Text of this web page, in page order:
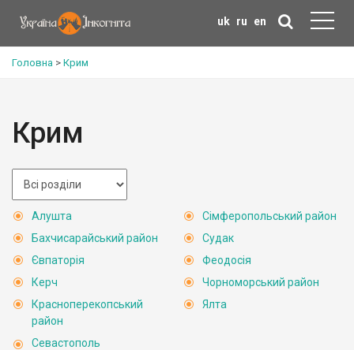
uk ru en
Головна > Крим
Крим
Алушта
Бахчисарайський район
Євпаторія
Керч
Красноперекопський
район
Севастополь
Сімферопольський район
Судак
Феодосія
Чорноморський район
Ялта